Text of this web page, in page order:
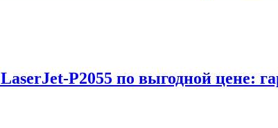
P2055 по выгодной цене: